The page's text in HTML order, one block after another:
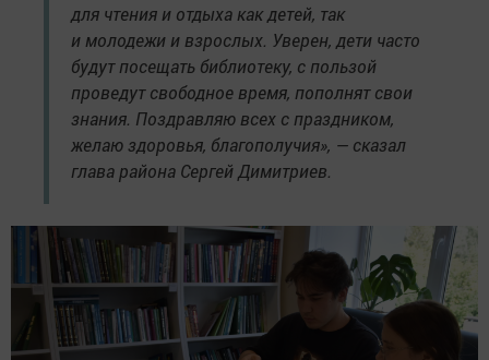
для чтения и отдыха как детей, так
и молодежи и взрослых. Уверен, дети часто
будут посещать библиотеку, с пользой
проведут свободное время, пополнят свои
знания. Поздравляю всех с праздником,
желаю здоровья, благополучия», — сказал
глава района Сергей Димитриев.